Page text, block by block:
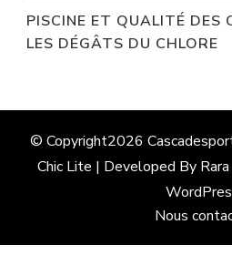
PISCINE ET QUALITÉ DES
LES DÉGÂTS DU CHLORE
© Copyright2026
Chic Lite | Developed By
Nous